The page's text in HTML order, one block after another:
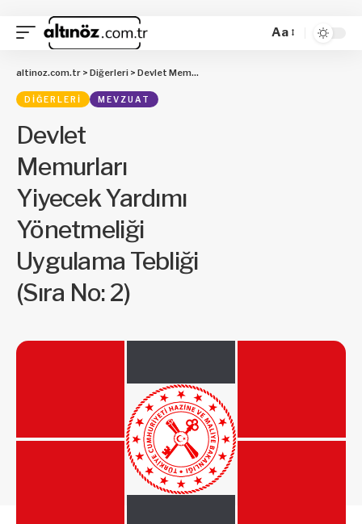
Aa
altinoz.com.tr > Diğerleri > Devlet Memurları Yiyecek Yardımı Yönetmeliği Uygulama Tebliği (Sıra No: 2)
DIĞERLERI MEVZUAT
Devlet
Memurları
Yiyecek Yardımı
Yönetmeliği
Uygulama Tebliği
(Sıra No: 2)